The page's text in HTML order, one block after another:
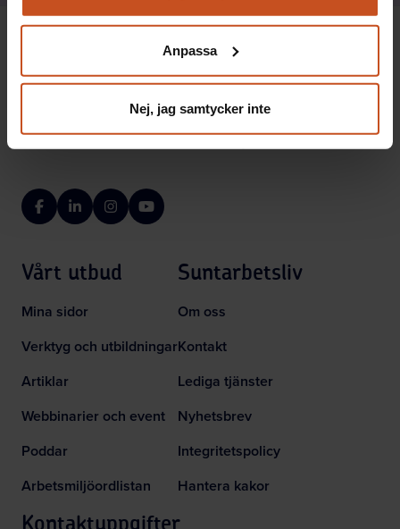
Du kan när som helst återta ditt godkännande genom att
integritet@suntarbetsliv.se.Anpassa
Nej, jag samtycker inte
Suntarbetsliv ger dig inspiration och verktyg
i ditt arbete för friska arbetsplatser
FacebookLinkedInInstagramYouTube
Vårt utbud
Mina sidor
Verktyg och utbildningar
Artiklar
Webbinarier och event
Poddar
Arbetsmiljöordlistan
Suntarbetsliv
Om oss
Kontakt
Lediga tjänster
Nyhetsbrev
Integritetspolicy
Hantera kakor
Kontaktuppgifter